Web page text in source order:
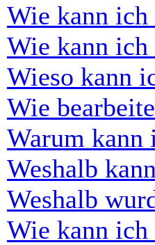
Wie kann ich
Wie kann ich
Wieso kann
Wie
Warum kann
Weshalb
Weshalb
Wie kann ich